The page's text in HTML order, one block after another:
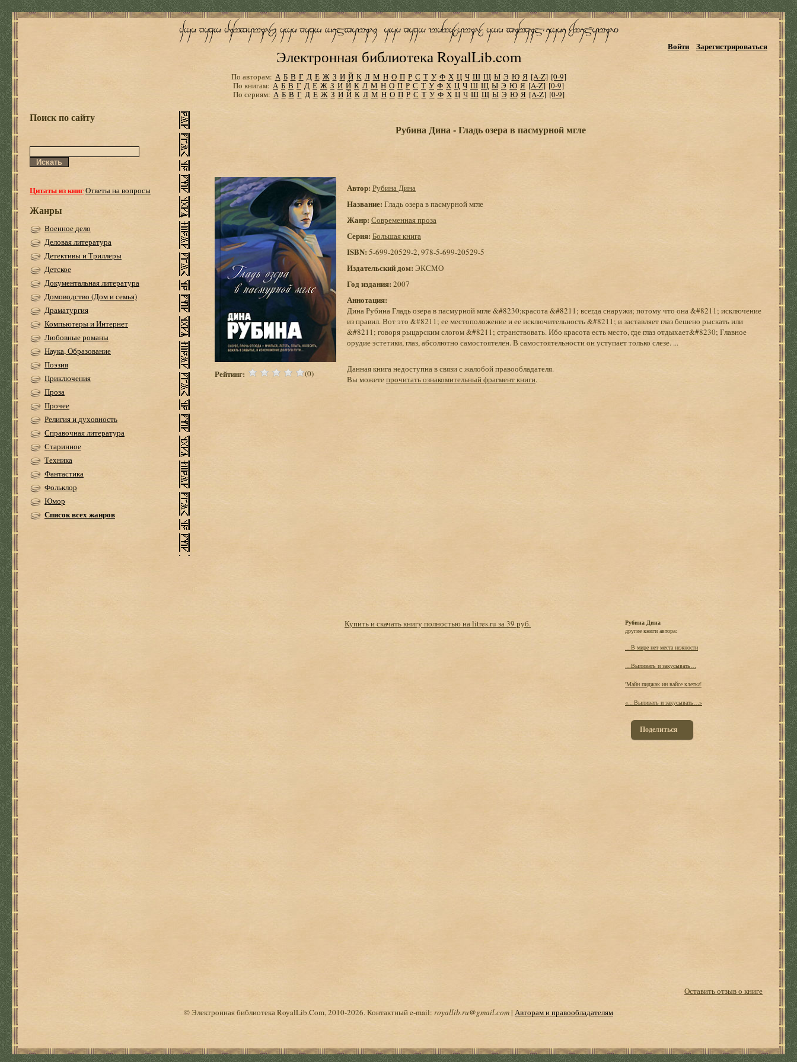
Электронная библиотека RoyalLib.com
Войти Зарегистрироваться
По авторам: А Б В Г Д Е Ж З И Й К Л М Н О П Р С Т У Ф Х Ц Ч Ш Щ Ы Э Ю Я [A-Z] [0-9]
По книгам: А Б В Г Д Е Ж З И Й К Л М Н О П Р С Т У Ф Х Ц Ч Ш Щ Ы Э Ю Я [A-Z] [0-9]
По сериям: А Б В Г Д Е Ж З И Й К Л М Н О П Р С Т У Ф Х Ц Ч Ш Щ Ы Э Ю Я [A-Z] [0-9]
Поиск по сайту
Цитаты из книгОтветы на вопросы
Жанры
Военное дело
Деловая литература
Детективы и Триллеры
Детское
Документальная литература
Домоводство (Дом и семья)
Драматургия
Компьютеры и Интернет
Любовные романы
Наука, Образование
Поэзия
Приключения
Проза
Прочее
Религия и духовность
Справочная литература
Старинное
Техника
Фантастика
Фольклор
Юмор
Список всех жанров
Рубина Дина - Гладь озера в пасмурной мгле
Рейтинг: (0)
Автор: Рубина Дина
Название: Гладь озера в пасмурной мгле
Жанр: Современная проза
Серия: Большая книга
ISBN:5-699-20529-2, 978-5-699-20529-5
Издательский дом: ЭКСМО
Год издания: 2007
Аннотация:
Дина Рубина Гладь озера в пасмурной мгле &#8230;красота &#8211; всегда снаружи; потому что она &#8211; исключение
из правил. Вот это &#8211; ее местоположение и ее исключительность &#8211; и заставляет глаз бешено рыскать или
&#8211; говоря рыцарским слогом &#8211; странствовать. Ибо красота есть место, где глаз отдыхает&#8230; Главное
орудие эстетики, глаз, абсолютно самостоятелен. В самостоятельности он уступает только слезе. ...
Данная книга недоступна в связи с жалобой правообладателя.
Вы можетепрочитать ознакомительный фрагмент книги.
Купить и скачать книгу полностью на litres.ru за 39 руб.
Рубина Дина
другие книги автора:
…В мире нет места нежности
…Выпивать и закусывать…
'Майн пиджак ин вайсе клетка'
«…Выпивать и закусывать…»
Поделиться
Оставить отзыв о книге
© Электронная библиотека RoyalLib.Com, 2010-2026. Контактный e-mail: royallib.ru@gmail.com| Авторам и правообладателям